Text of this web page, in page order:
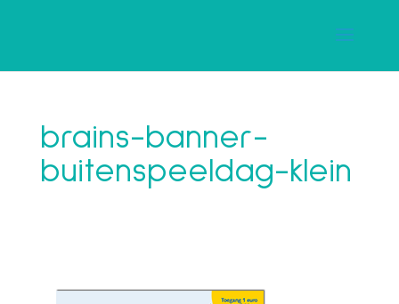
brains-banner-
buitenspeeldag-klein